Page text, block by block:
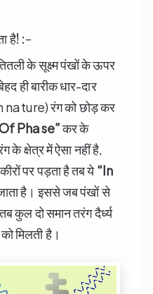
है! :-
के सूक्ष्म पंखों के ऊपर
ही बारीक धार-दार
रंग को छोड़ कर
Phase”कर के
के क्षेत्र में ऐसा नहीं है,
पर पड़ता है तब ये“In
है। इससे जब पंखों से
कुल दो समान तरंग दैर्ध्य
मिलती है।